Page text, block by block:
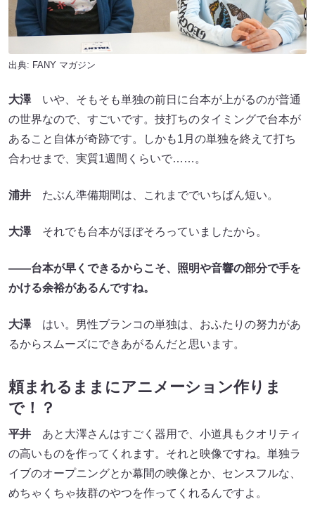
出典: FANY マガジン
大澤いや、そもそも単独の前日に台本が上がるのが普通
の世界なので、すごいです。技打ちのタイミングで台本が
あること自体が奇跡です。しかも1月の単独を終えて打ち
合わせまで、実質1週間くらいで……。
浦井 たぶん準備期間は、これまででいちばん短い。
大澤それでも台本がほぼそろっていましたから。
――台本が早くできるからこそ、照明や音響の部分で手を
かける余裕があるんですね。
大澤はい。男性ブランコの単独は、おふたりの努力があ
るからスムーズにできあがるんだと思います。
頼まれるままにアニメーション作りま
で！？
平井 あと大澤さんはすごく器用で、小道具もクオリティ
の高いものを作ってくれます。それと映像ですね。単独ラ
イブのオープニングとか幕間の映像とか、センスフルな、
めちゃくちゃ抜群のやつを作ってくれるんですよ。